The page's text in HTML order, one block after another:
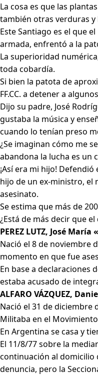
La cosa es que las
también otras verduras y
Este Santiago es el que
armada, enfrentó a la
La superioridad
toda cobardía.
Si bien la patota de
FF.CC. a detener a
Dijo su padre, José
gustaba la música y
cuando lo tenían preso
¿Se imaginan cómo me
abandona la lucha es un
¡Así era mi hijo!
hijo de un ex-ministro, el
asesinato.
Se estima que más de
¿Está de más decir que
PEREZ LUTZ, José María «
Nació el 8 de noviembre
momento en que fue
En base a declaraciones
estaba acusado de
ALFARO VÁZQUEZ,
Nació el 31 de diciembre
Militaba en el
En Argentina se casa y
El 11/8/77 sobre la
continuación al domicilio
denuncia, pero la